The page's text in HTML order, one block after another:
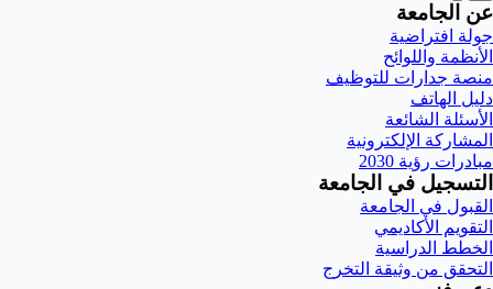
عن الجامعة
جولة افتراضية
الأنظمة واللوائح
منصة جدارات للتوظيف
دليل الهاتف
الأسئلة الشائعة
المشاركة الإلكترونية
مبادرات رؤية 2030
التسجيل في الجامعة
القبول في الجامعة
التقويم الأكاديمي
الخطط الدراسية
التحقق من وثيقة التخرج